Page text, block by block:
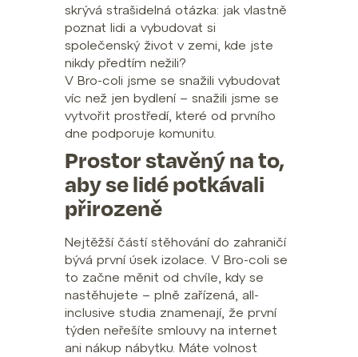
skrývá strašidelná otázka: jak vlastně
poznat lidi a vybudovat si
společenský život v zemi, kde jste
nikdy předtím nežili?
V Bro-coli jsme se snažili vybudovat
víc než jen bydlení – snažili jsme se
vytvořit prostředí, které od prvního
dne podporuje komunitu.
Prostor stavěný na to,
aby se lidé potkávali
přirozeně
Nejtěžší částí stěhování do zahraničí
bývá první úsek izolace. V Bro-coli se
to začne měnit od chvíle, kdy se
nastěhujete – plně zařízená, all-
inclusive studia znamenají, že první
týden neřešíte smlouvy na internet
ani nákup nábytku. Máte volnost